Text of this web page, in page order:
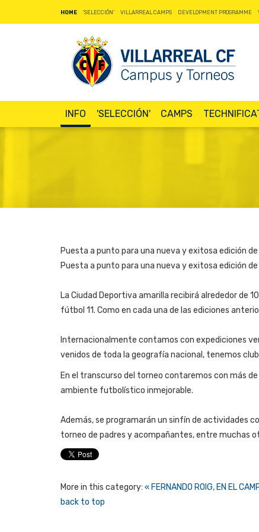
HOME 'SELECCIÓN' VILLARREAL CAMPS DEVELOPMENT PROGRAMME
INFO 'SELECCIÓN' CAMPS
Puesta a punto para una nueva y exitosa edición
Puesta a punto para una nueva y exitosa edición de
La Ciudad Deportiva amarilla recibirá alrededor de
fútbol 11. Como en cada una de las ediciones
Internacionalmente contamos con expediciones
venidos de toda la geografía nacional, tenemos
En el transcurso del torneo contaremos con más
ambiente futbolístico inmejorable.
Además, se programarán un sinfín de actividades
torneo de padres y acompañantes, entre muchas
More in this category: « FERNANDO ROIG, EN EL
back to top